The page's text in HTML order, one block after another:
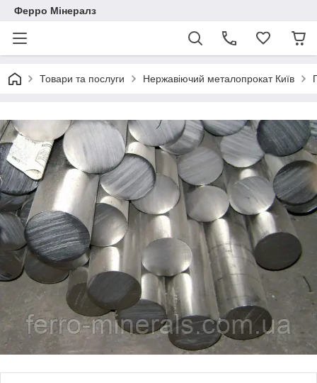
Ферро Мінералз
Товари та послуги Нержавіючий металопрокат Київ